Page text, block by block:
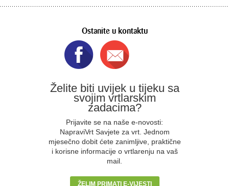
Ostanite u kontaktu
Želite biti uvijek u tijeku sa
svojim vrtlarskim
zadacima?
Prijavite se na naše e-novosti:
NapraviVrt Savjete za vrt. Jednom
mjesečno dobit ćete zanimljive, praktične
i korisne informacije o vrtlarenju na vaš
mail.
ŽELIM PRIMATI E-VIJESTI